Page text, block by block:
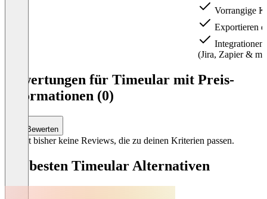
Vorrangige
Exportieren
(Jira, Zapier &
Bewertungen für Timeular mit Preis-
Informationen (0)
Bewerten
Es gibt bisher keine Reviews, die zu deinen Kriterien passen.
Die besten Timeular Alternativen